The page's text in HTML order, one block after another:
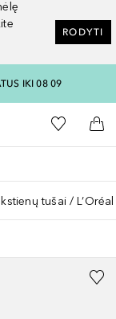
RODYTI
IKI 08 09
pagrindinį
Į mano
Į
tušai